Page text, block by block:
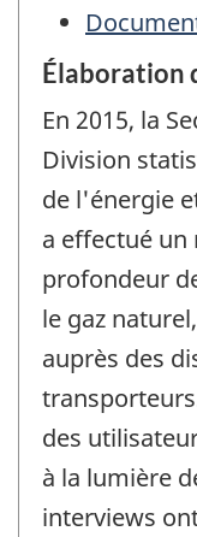
Élaboration
En 2015, la
Division
de l'énergie
a effectué
profondeur
le gaz
auprès des
des
à la lumière
interviews